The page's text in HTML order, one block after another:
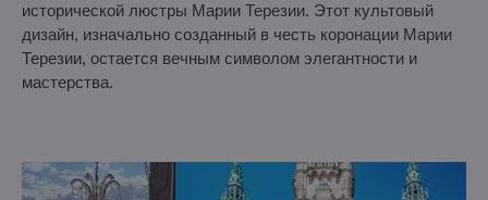
исторической люстры Марии Терезии. Этот культовый
дизайн, изначально созданный в честь коронации Марии
Терезии, остается вечным символом элегантности и
мастерства.